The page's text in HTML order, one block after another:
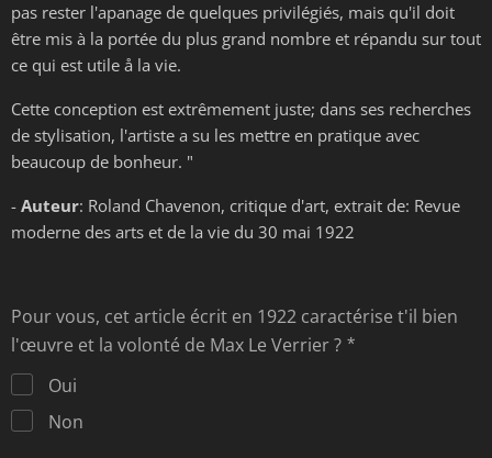
pas rester l'apanage de quelques privilégiés, mais qu'il doit
être mis à la portée du plus grand nombre et répandu sur tout
ce qui est utile å la vie.
Cette conception est extrêmement juste; dans ses recherches
de stylisation, l'artiste a su les mettre en pratique avec
beaucoup de bonheur. "
- Auteur: Roland Chavenon, critique d'art, extrait de: Revue
moderne des arts et de la vie du 30 mai 1922
Pour vous, cet article écrit en 1922 caractérise t'il bien
l'œuvre et la volonté de Max Le Verrier ?
Oui
Non